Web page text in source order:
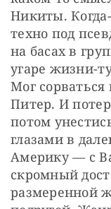
Никиты.
техно под
на басах в
угаре жизни-
Мог
Питер. И
потом
глазами в
Америку — с
скромный
размеренной